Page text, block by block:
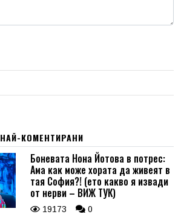
НАЙ-КОМЕНТИРАНИ
Боневата Нона Йотова в потрес:
Ама как може хората да живеят в
тая София?! (ето какво я извади
от нерви – ВИЖ ТУК)
19173 0